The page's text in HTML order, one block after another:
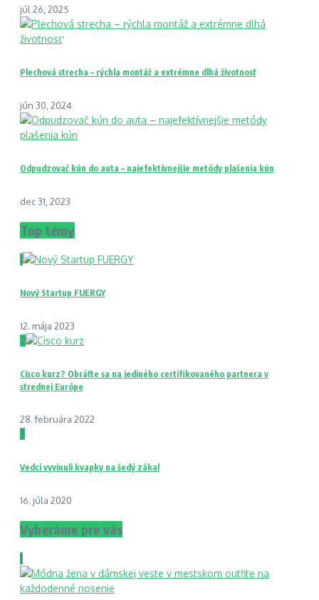
júl 26, 2025
Plechová strecha – rýchla montáž a extrémne dlhá životnosť
jún 30, 2024
Odpudzovač kún do auta – najefektívnejšie metódy plašenia kún
dec 31, 2023
Top témy
1
Nový Startup FUERGY
12. mája 2023
2
Cisco kurz? Obráťte sa na jediného certifikovaného partnera v
strednej Európe
28. februára 2022
3
Vedci vyvinuli kvapky na šedý zákal
16. júla 2020
Vyberáme pre vás
1